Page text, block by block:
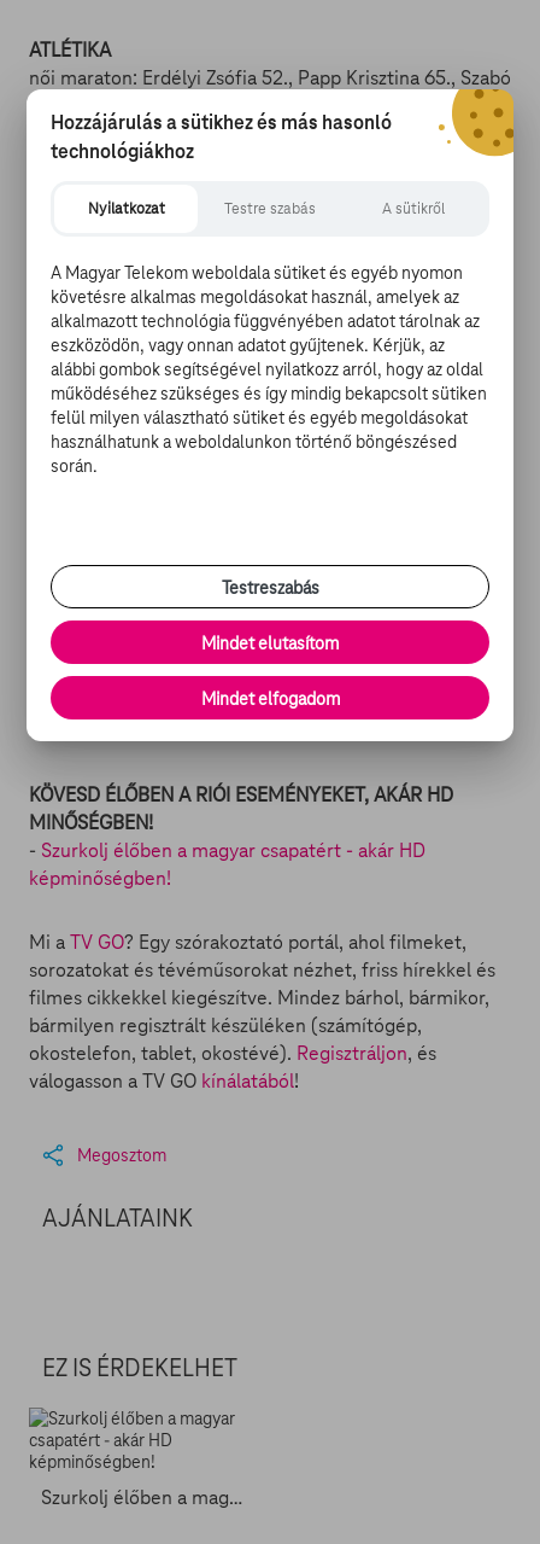
ATLÉTIKA
női maraton: Erdélyi Zsófia 52., Papp Krisztina 65., Szabó
férfi kötöttfogás 75 kg: Bácsi Péter 5.
SPORTLÖVÉSZET
férfi kisöbű szabadpuska 3x40 lövéses összetett: Péni
István 12., Sidi Péter 34.
VITORLÁZÁS
Finndingi: Berecz Zsombor 12.
VÍVÁS
VÍZILABDA
férfi csoportmérkőzés, 5. forduló, A csoport:
Magyarország-Brazília 10-6 - Magyarország
csoportgyőztesként negyeddöntőbe jutott.
Forrás, illusztráció: MTI
KÖVESD ÉLŐBEN A RIÓI ESEMÉNYEKET, AKÁR HD
MINŐSÉGBEN!
- Szurkolj élőben a magyar csapatért - akár HD
képminőségben!
Mi aTV GO? Egy szórakoztató portál, ahol filmeket,
sorozatokat és tévéműsorokat nézhet, friss hírekkel és
filmes cikkekkel kiegészítve. Mindez bárhol, bármikor,
bármilyen regisztrált készüléken (számítógép,
okostelefon, tablet, okostévé). Regisztráljon, és
válogasson a TV GO kínálatából!
Megosztom
AJÁNLATAINK
EZ IS ÉRDEKELHET
Szurkolj élőben a magyar csapatért - akár HD képminőségben!
Hozzájárulás a sütikhez és más hasonló
technológiákhoz
Nyilatkozat Testre szabás A sütikről
A Magyar Telekom weboldala sütiket és egyéb nyomon
követésre alkalmas megoldásokat használ, amelyek az
alkalmazott technológia függvényében adatot tárolnak az
eszközödön, vagy onnan adatot gyűjtenek. Kérjük, az
alábbi gombok segítségével nyilatkozz arról, hogy az oldal
működéséhez szükséges és így mindig bekapcsolt sütiken
felül milyen választható sütiket és egyéb megoldásokat
használhatunk a weboldalunkon történő böngészésed
során.
Testreszabás
Mindet elutasítom
Mindet elfogadom